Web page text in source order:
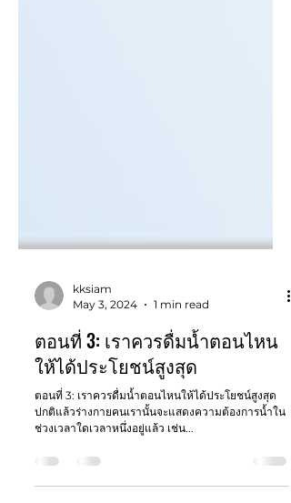
May 3, 2024
1 min read
ตอนที่ 3: เราควรดื่มน้ำตอนไหน
ให้ได้ประโยชน์สูงสุด
ตอนที่ 3: เราควรดื่มน้ำตอนไหนให้ได้ประโยชน์สูงสุด
ช่วงเวลาใดเวลาหนึ่งอยู่แล้ว เช่น...